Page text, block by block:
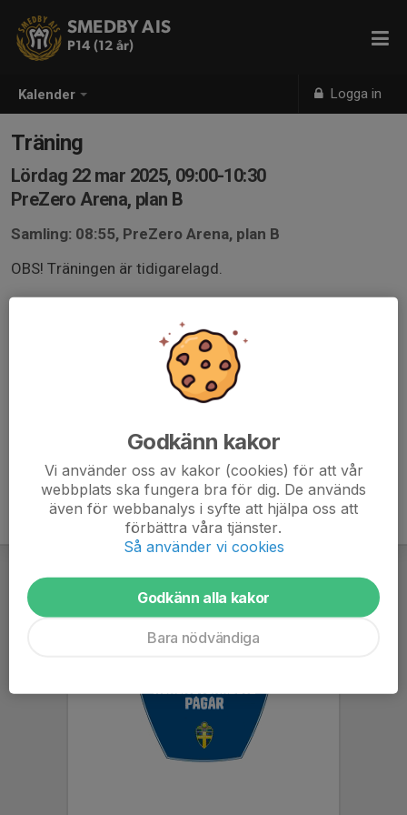
Kalender Logga in
SMEDBY AIS
P14 (12 år)
Träning
Lördag 22 mar 2025, 09:00-10:30
PreZero Arena, plan B
Samling: 08:55, PreZero Arena, plan B
OBS! Träningen är tidigarelagd.
ombytta och redo för träning 08:55.
Kläder efter väder vilket är vårdnadshavares ansvar och
grabbar utan lämplig klädsel kan skickas hem.
Godkänn kakor
Vi använder oss av kakor (cookies) för att vår
webbplats ska fungera bra för dig. De används
även för webbanalys i syfte att hjälpa oss att
förbättra våra tjänster.
Så använder vi cookies
Godkänn alla kakor
Bara nödvändiga